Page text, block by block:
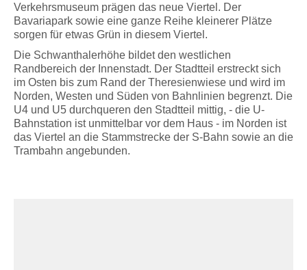
Verkehrsmuseum prägen das neue Viertel. Der
Bavariapark sowie eine ganze Reihe kleinerer Plätze
sorgen für etwas Grün in diesem Viertel.
Die Schwanthalerhöhe bildet den westlichen
Randbereich der Innenstadt. Der Stadtteil erstreckt sich
im Osten bis zum Rand der Theresienwiese und wird im
Norden, Westen und Süden von Bahnlinien begrenzt. Die
U4 und U5 durchqueren den Stadtteil mittig, - die U-
Bahnstation ist unmittelbar vor dem Haus - im Norden ist
das Viertel an die Stammstrecke der S-Bahn sowie an die
Trambahn angebunden.